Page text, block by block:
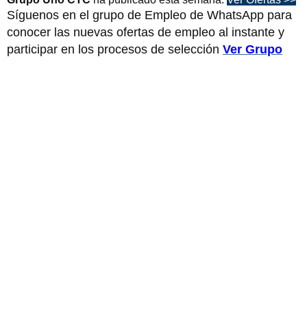
Síguenos en el grupo de Empleo de WhatsApp para
conocer las nuevas ofertas de empleo al instante y
participar en los procesos de selección Ver Grupo